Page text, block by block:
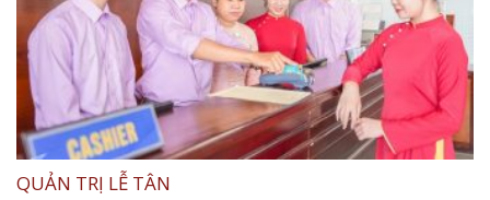
QUẢN TRỊ LỄ TÂN